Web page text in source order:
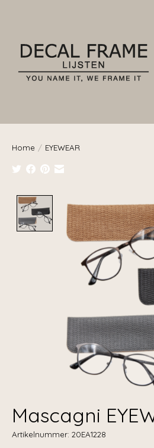
Home / EYEWEAR
Product image
Mascagni
Artikelnummer: 20EA1228